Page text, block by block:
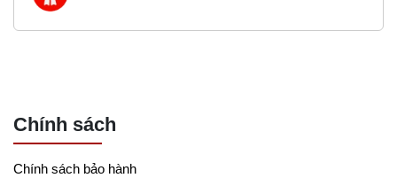
Chính sách
Chính sách bảo hành